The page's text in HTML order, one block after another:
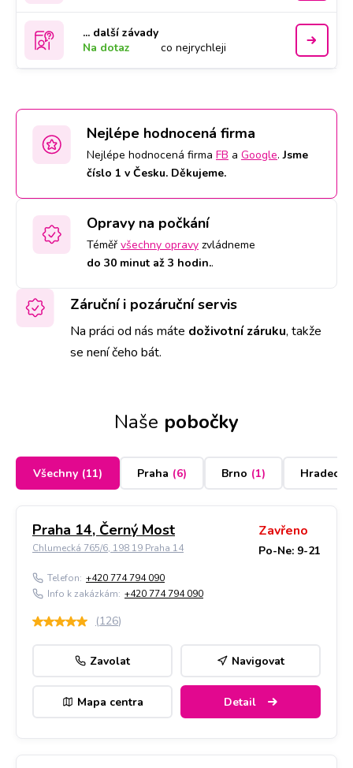
... další závady
Na dotaz
co nejrychleji
Nejlépe hodnocená firma
Nejlépe hodnocená firma FB a Google.Jsme
číslo 1 v Česku. Děkujeme.
Opravy na počkání
Téměř všechny opravy zvládneme
do 30 minut až 3 hodin..
Záruční i pozáruční servis
Na práci od nás máte doživotní záruku, takže
se není čeho bát.
Naše pobočky
Všechny (11) Praha (6) Brno (1) Hradec
Praha 14, Černý Most
Chlumecká 765/6, 198 19 Praha 14
Zavřeno
Po-Ne: 9-21
Telefon: +420 774 794 090
Info k zakázkám: +420 774 794 090
(126)
Zavolat Navigovat
Mapa centra Detail